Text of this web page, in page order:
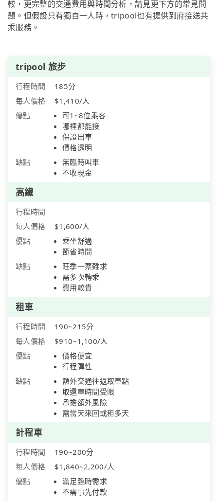
較，更完整的交通費用與時間分析，請見更下方的常見問
題。但假設只有獨自一人時，tripool也有提供到府接送共
乘服務。
tripool 旅步
行程時間
185分
每人價格
$1,410/人
優點
可1~8位乘客
哪裡都能接
保證出車
價格透明
缺點
無臨時叫車
不收現金
高鐵
行程時間
每人價格
$1,600/人
優點
乘坐舒適
節省時間
缺點
旺季一票難求
需多次轉乘
費用較貴
租車
行程時間
190~215分
每人價格
$910~1,100/人
優點
價格便宜
行程彈性
缺點
額外交通往返取車點
取還車時間受限
承擔額外風險
需當天來回或租多天
計程車
行程時間
190~200分
每人價格
$1,840~2,200/人
優點
滿足臨時需求
不需事先付款